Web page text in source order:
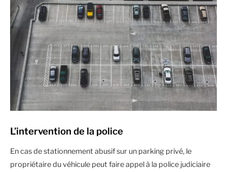
L’intervention de la police
En cas de stationnement abusif sur un parking privé, le
propriétaire du véhicule peut faire appel à la police judiciaire